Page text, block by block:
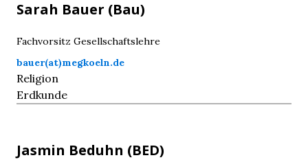
Sarah Bauer (Bau)
Fachvorsitz Gesellschaftslehre
bauer(at)megkoeln.de
Religion
Erdkunde
Jasmin Beduhn (BED)